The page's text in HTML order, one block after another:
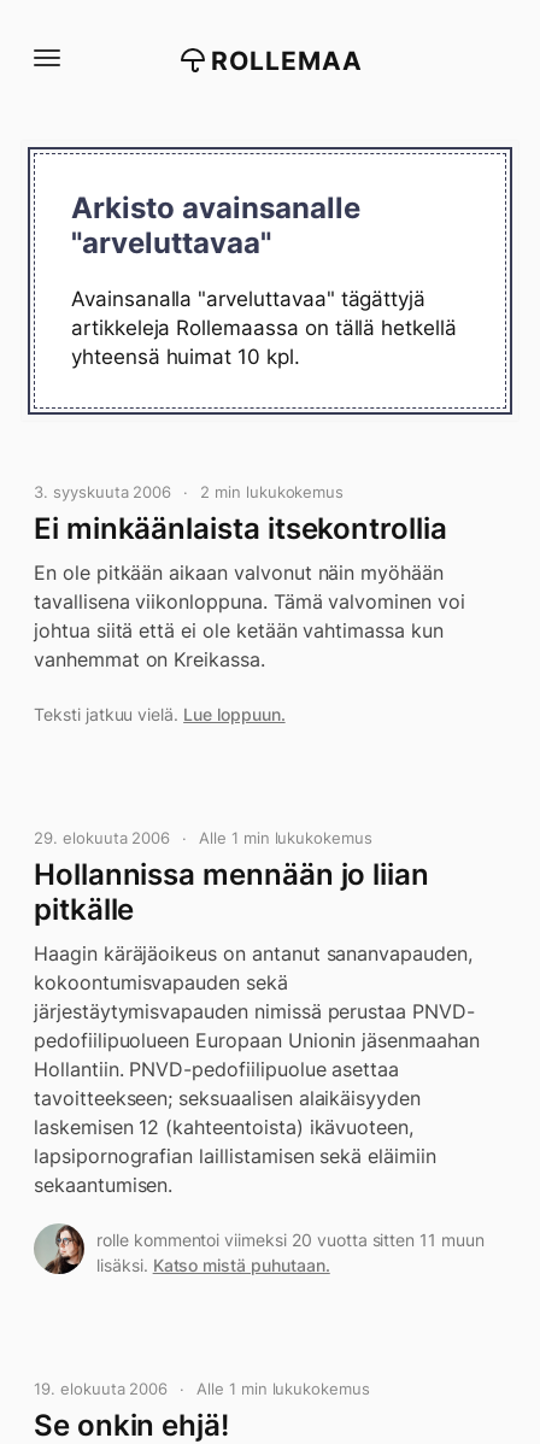
suoraan
ROLLEMAA
Arkisto avainsanalle
"arveluttavaa"
Avainsanalla "arveluttavaa" tägättyjä
artikkeleja Rollemaassa on tällä hetkellä
yhteensä huimat 10 kpl.
3. syyskuuta 2006 2 min lukukokemus
Ei minkäänlaista itsekontrollia
En ole pitkään aikaan valvonut näin myöhään
tavallisena viikonloppuna. Tämä valvominen voi
johtua siitä että ei ole ketään vahtimassa kun
vanhemmat on Kreikassa.
Teksti jatkuu vielä. Lue loppuun.
29. elokuuta 2006 Alle 1 min lukukokemus
Hollannissa mennään jo liian
pitkälle
Haagin käräjäoikeus on antanut sananvapauden,
kokoontumisvapauden sekä
järjestäytymisvapauden nimissä perustaa PNVD-
pedofiilipuolueen Europaan Unionin jäsenmaahan
Hollantiin. PNVD-pedofiilipuolue asettaa
tavoitteekseen; seksuaalisen alaikäisyyden
laskemisen 12 (kahteentoista) ikävuoteen,
lapsipornografian laillistamisen sekä eläimiin
sekaantumisen.
rolle kommentoi viimeksi 20 vuotta sitten 11 muun
lisäksi. Katso mistä puhutaan.
19. elokuuta 2006 Alle 1 min lukukokemus
Se onkin ehjä!